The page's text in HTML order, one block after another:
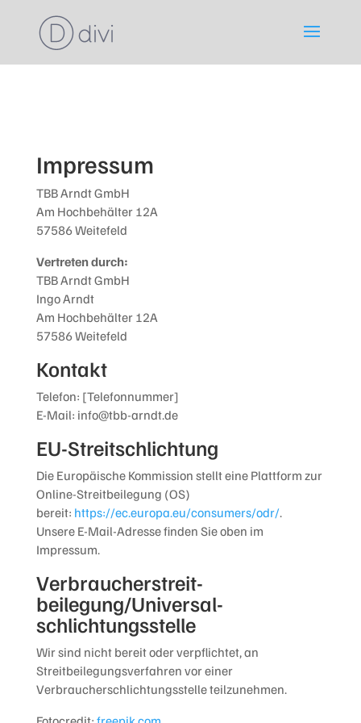
Impressum
TBB Arndt GmbH
Am Hochbehälter 12A
57586 Weitefeld
Vertreten durch:
TBB Arndt GmbH
Ingo Arndt
Am Hochbehälter 12A
57586 Weitefeld
Kontakt
Telefon: [Telefonnummer]
E-Mail: info@tbb-arndt.de
EU-Streitschlichtung
Die Europäische Kommission stellt eine Plattform zur
Online-Streitbeilegung (OS)
bereit: https://ec.europa.eu/consumers/odr/.
Unsere E-Mail-Adresse finden Sie oben im
Impressum.
Verbraucher­streit­
beilegung/Universal­
schlichtungs­stelle
Wir sind nicht bereit oder verpflichtet, an
Streitbeilegungsverfahren vor einer
Verbraucherschlichtungsstelle teilzunehmen.